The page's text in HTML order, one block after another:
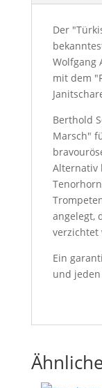
Der
Wolfgang
mit dem
Berthold
Marsch"
Alternativ
angelegt,
verzichtet
Ein
und